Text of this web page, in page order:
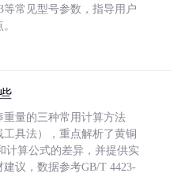
等常见型号参数，指导用户
量的三种常用计算方法
工具法），重点解析了黄铜
计算公式的差异，并提供实
议，数据参考GB/T 4423-